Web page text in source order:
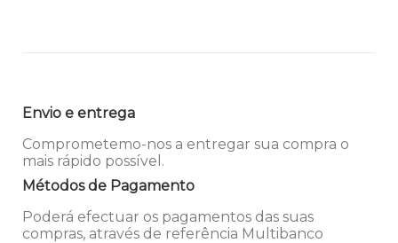
Envio e entrega
Comprometemo-nos a entregar sua compra o
mais rápido possível.
Métodos de Pagamento
Poderá efectuar os pagamentos das suas
compras, através de referência Multibanco